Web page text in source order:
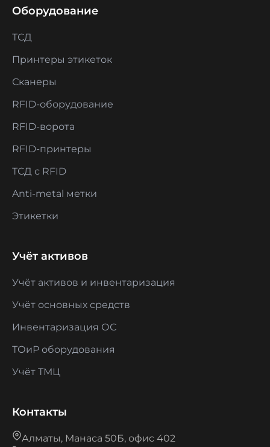
Оборудование
ТСД
Принтеры этикеток
Сканеры
RFID-оборудование
RFID-ворота
RFID-принтеры
ТСД с RFID
Anti-metal метки
Этикетки
Учёт активов
Учёт активов и инвентаризация
Учёт основных средств
Инвентаризация ОС
ТОиР оборудования
Учёт ТМЦ
Контакты
Алматы, Манаса 50Б, офис 402